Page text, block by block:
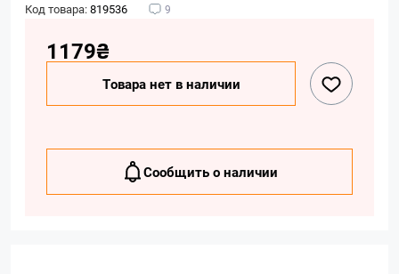
Код товара:819536 9
1179₴
Товара нет в наличии
Сообщить о наличии